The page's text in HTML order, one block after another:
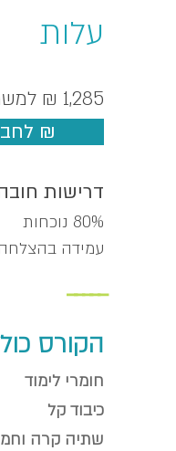
עלות
1,285 ₪ למשתתף יחיד, לא כולל מע"מ
דרישות
80% נוכחות
עמידה בהצלחה
_____
הקורס
חומרי לימוד
כיבוד קל
שתיה קרה